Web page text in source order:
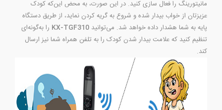
مانیتورینگ را فعال سازی کنید. در این صورت، به محض این‌که کودک
عزیزتان از خواب بیدار شده و شروع به گریه کردن نماید، از طریق دستگاه
پایه به شما هشدار داده خواهد شد. می‌توانید KX-TGF310 را به‌گونه‌ای
تنظیم کنید که علامت بیدار شدن کودک را به تلفن همراه شما نیز ارسال
کند.